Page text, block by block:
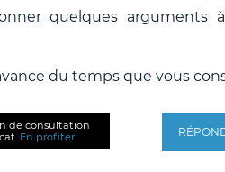
quelques arguments
du temps que vous
de consultation
En profiter